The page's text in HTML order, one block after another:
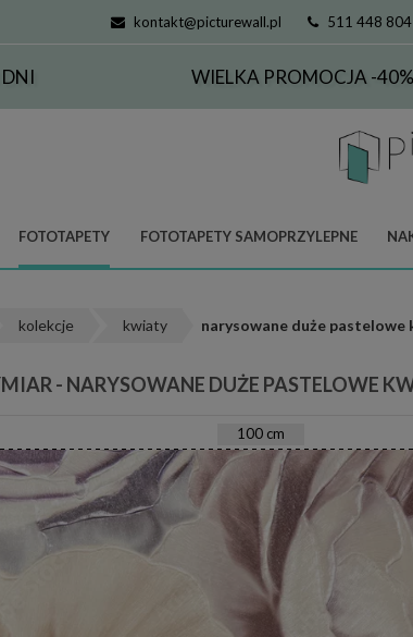
kontakt@picturewall.pl 511 448 804
WIELKA PROMOCJA -
FOTOTAPETY FOTOTAPETY SAMOPRZYLEPNE
kolekcje kwiaty narysowane duże pastelowe
- NARYSOWANE DUŻE PASTELOWE
100 cm